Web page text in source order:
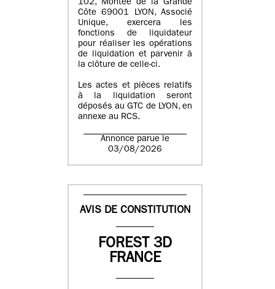
102, Montée de la Grande
Côte 69001 LYON, Associé
Unique, exercera les
fonctions de liquidateur
pour réaliser les opérations
de liquidation et parvenir à
la clôture de celle-ci.
Les actes et pièces relatifs
à la liquidation seront
déposés au GTC de LYON, en
annexe au RCS.
Annonce parue le
03/08/2026
AVIS DE CONSTITUTION
FOREST 3D
FRANCE